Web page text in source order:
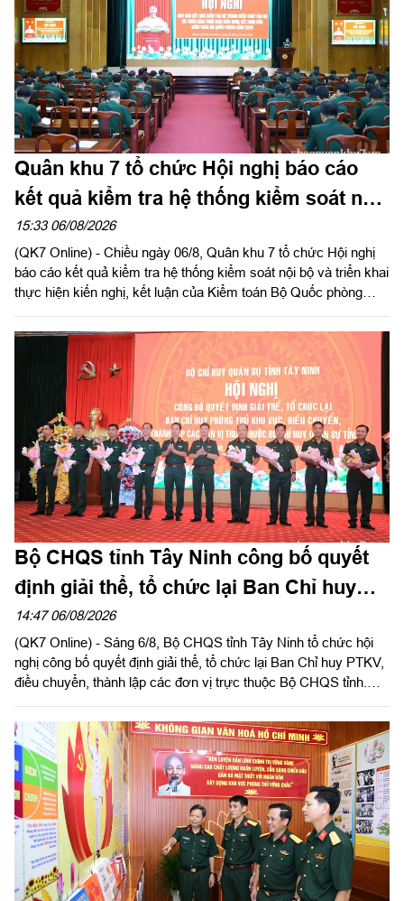
Quân khu 7 tổ chức Hội nghị báo cáo
kết quả kiểm tra hệ thống kiểm soát nội
bộ
15:33 06/08/2026
(QK7 Online) - Chiều ngày 06/8, Quân khu 7 tổ chức Hội nghị
báo cáo kết quả kiểm tra hệ thống kiểm soát nội bộ và triển khai
thực hiện kiến nghị, kết luận của Kiểm toán Bộ Quốc phòng
viên Ban Chấp hành Trung ương Đảng, Ủy viên Quân ủy Trung
ương, Phó Bí thư Đảng ủy, Tư lệnh Quân khu chủ trì hội nghị.
Bộ CHQS tỉnh Tây Ninh công bố quyết
định giải thể, tổ chức lại Ban Chỉ huy
phòng thủ khu vực
14:47 06/08/2026
(QK7 Online) - Sáng 6/8, Bộ CHQS tỉnh Tây Ninh tổ chức hội
nghị công bố quyết định giải thể, tổ chức lại Ban Chỉ huy PTKV,
điều chuyển, thành lập các đơn vị trực thuộc Bộ CHQS tỉnh.
Ngọc Hải, Phó Tham mưu trưởng Quân khu dự và phát biểu
chỉ đạo.